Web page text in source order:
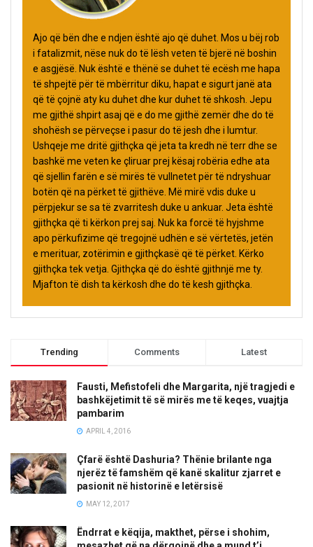
Ajo që bën dhe e ndjen është ajo që duhet. Mos u bëj rob
i fatalizmit, nëse nuk do të lësh veten të bjerë në boshin
e asgjësë. Nuk është e thënë se duhet të ecësh me hapa
të shpejtë për të mbërritur diku, hapat e sigurt janë ata
që të çojnë aty ku duhet dhe kur duhet të shkosh. Jepu
me gjithë shpirt asaj që e do me gjithë zemër dhe do të
shohësh se përveçse i pasur do të jesh dhe i lumtur.
Ushqeje me dritë gjithçka që jeta ta kredh në terr dhe se
bashkë me veten ke çliruar prej kësaj robëria edhe ata
që sjellin farën e së mirës të vullnetet për të ndryshuar
botën që na përket të gjithëve. Më mirë vdis duke u
përpjekur se sa të zvarritesh duke u ankuar. Jeta është
gjithçka që ti kërkon prej saj. Nuk ka forcë të hyjshme
apo përkufizime që tregojnë udhën e së vërtetës, jetën
e merituar, zotërimin e gjithçkasë që të përket. Kërko
gjithçka tek vetja. Gjithçka që do është gjithnjë me ty.
Mjafton të dish ta kërkosh dhe do të kesh gjithçka.
Trending Comments Latest
Fausti, Mefistofeli dhe Margarita, një tragjedi e
bashkëjetimit të së mirës me të keqes, vuajtja
pambarim
APRIL 4, 2016
Çfarë është Dashuria? Thënie brilante nga
njerëz të famshëm që kanë skalitur zjarret e
pasionit në historinë e letërsisë
MAY 12, 2017
Ëndrrat e këqija, makthet, përse i shohim,